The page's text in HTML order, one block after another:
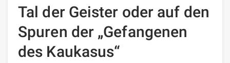
Tal der Geister oder auf den
Spuren der „Gefangenen
des Kaukasus“